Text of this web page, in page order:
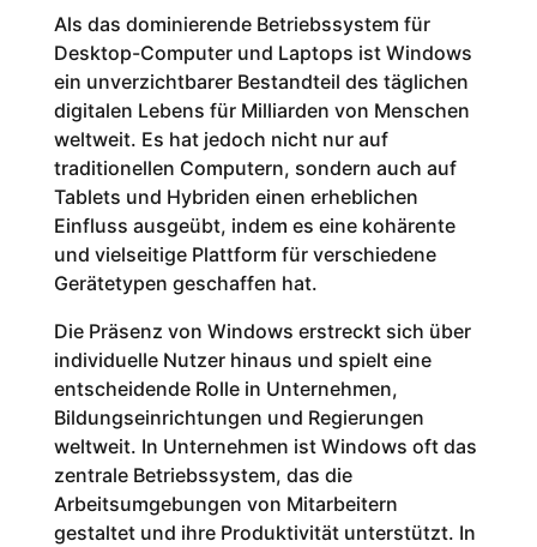
Als das dominierende Betriebssystem für
Desktop-Computer und Laptops ist Windows
ein unverzichtbarer Bestandteil des täglichen
digitalen Lebens für Milliarden von Menschen
weltweit. Es hat jedoch nicht nur auf
traditionellen Computern, sondern auch auf
Tablets und Hybriden einen erheblichen
Einfluss ausgeübt, indem es eine kohärente
und vielseitige Plattform für verschiedene
Gerätetypen geschaffen hat.
Die Präsenz von Windows erstreckt sich über
individuelle Nutzer hinaus und spielt eine
entscheidende Rolle in Unternehmen,
Bildungseinrichtungen und Regierungen
weltweit. In Unternehmen ist Windows oft das
zentrale Betriebssystem, das die
Arbeitsumgebungen von Mitarbeitern
gestaltet und ihre Produktivität unterstützt. In